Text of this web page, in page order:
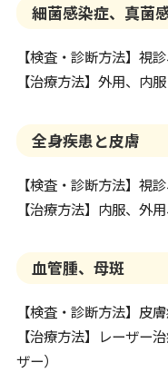
細菌感染症、真菌
【検査・診断方法】視
【治療方法】外用、内服
全身疾患と皮膚
【検査・診断方法】視
【治療方法】内服、外
血管腫、母斑
【検査・診断方法】皮
【治療方法】レーザー
ザー）